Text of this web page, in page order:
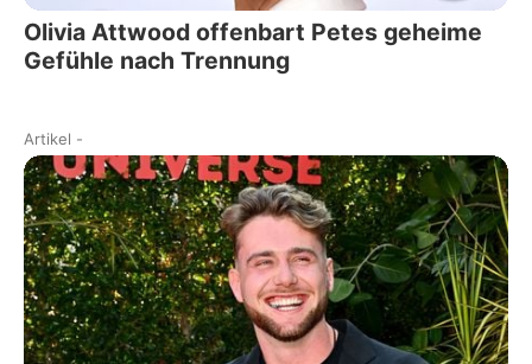
Olivia Attwood offenbart Petes geheime
Gefühle nach Trennung
Artikel -